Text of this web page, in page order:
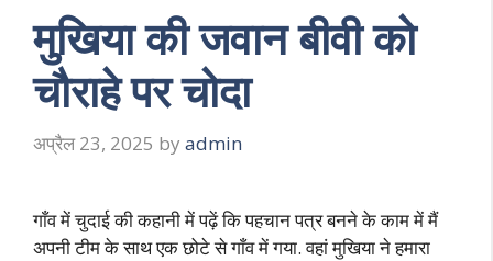
मुखिया की जवान बीवी को
चौराहे पर चोदा
अप्रैल 23, 2025 by admin
गाँव में चुदाई की कहानी में पढ़ें कि पहचान पत्र बनने के काम में मैं
अपनी टीम के साथ एक छोटे से गाँव में गया. वहां मुखिया ने हमारा